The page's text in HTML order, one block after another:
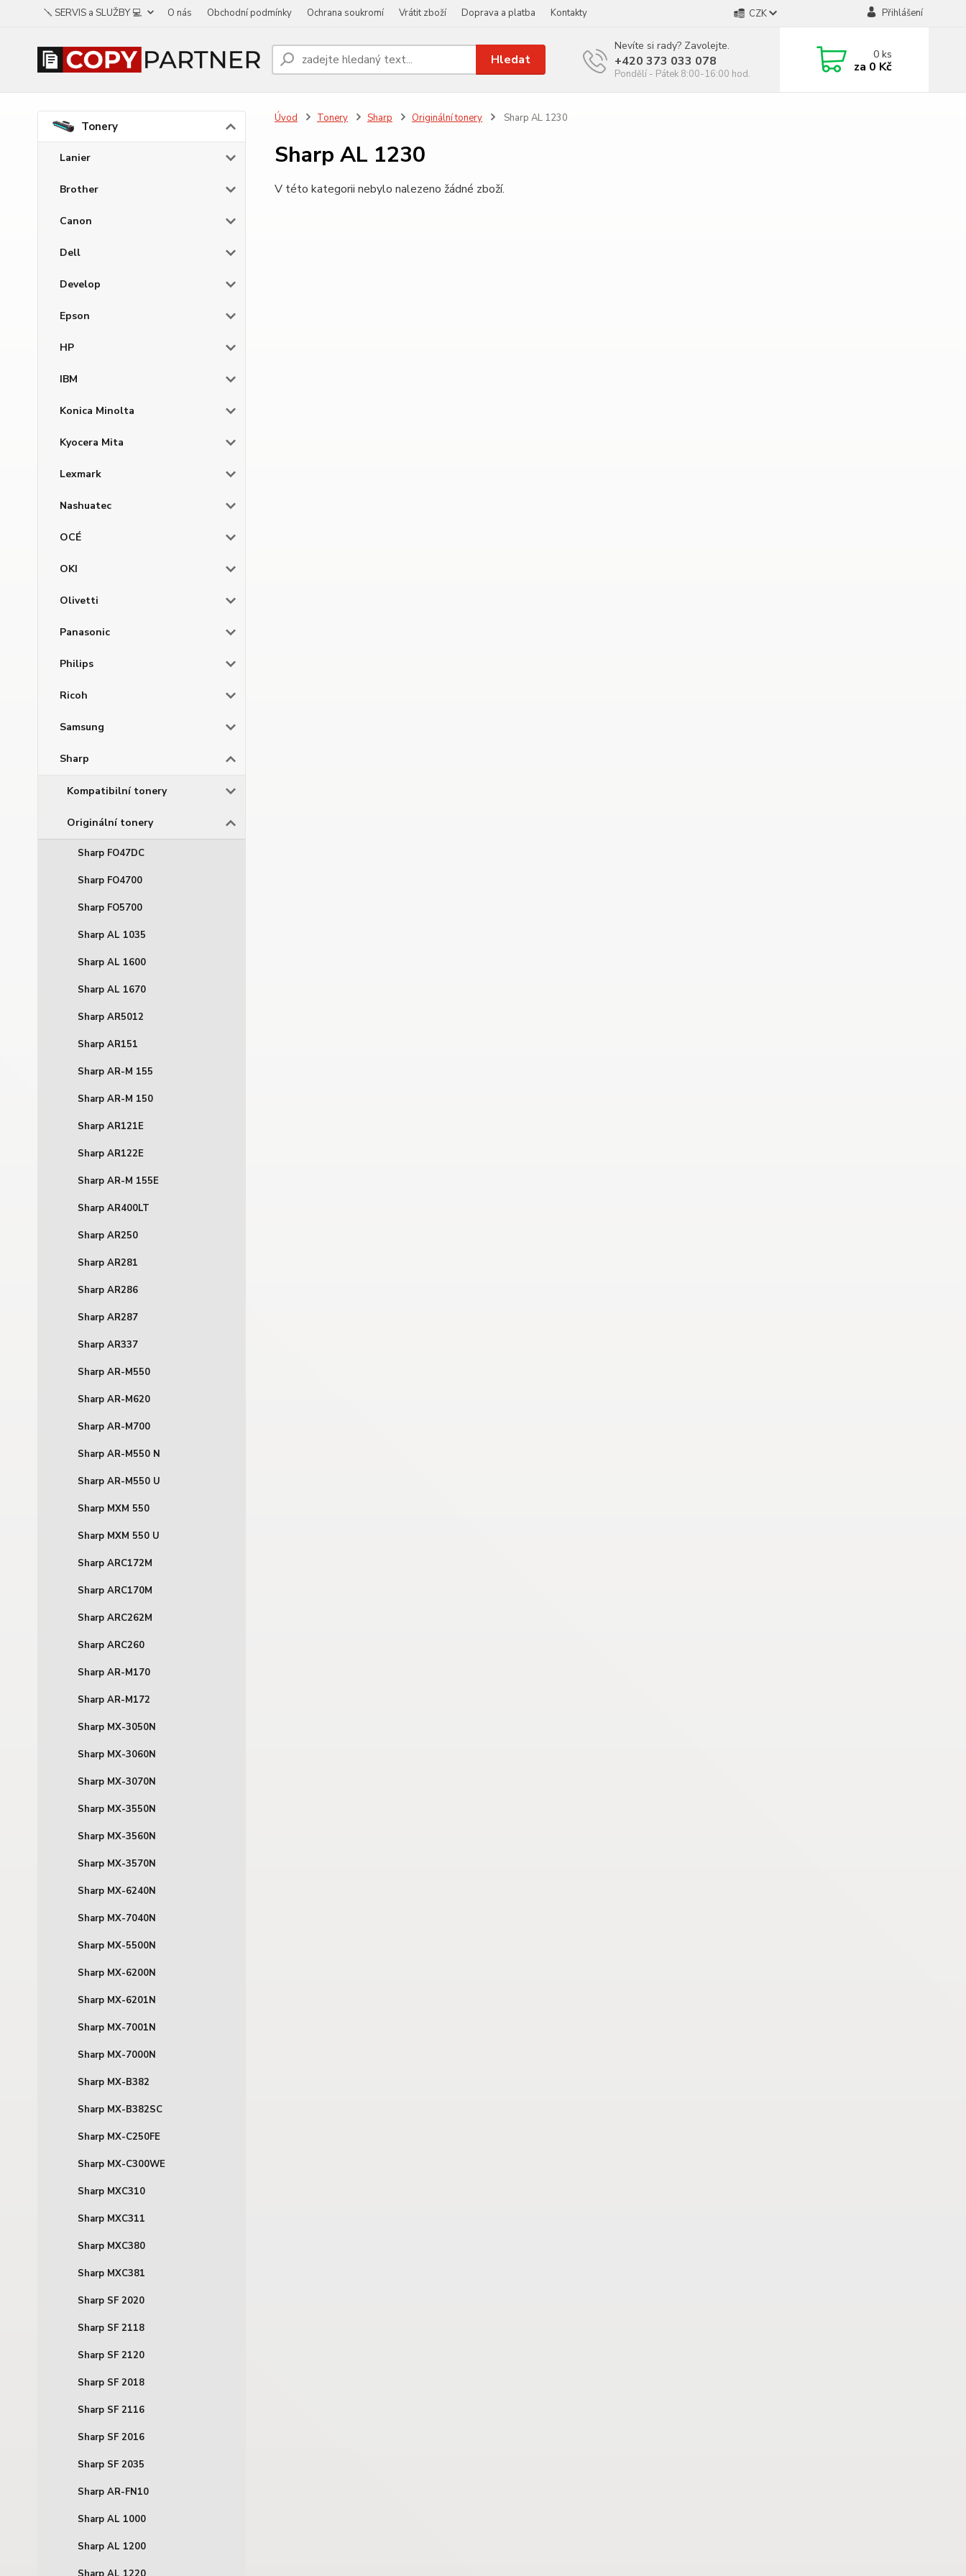
🪛 SERVIS a SLUŽBY 💻 O nás Obchodní podmínky Ochrana soukromí Vrátit zboží Doprava a platba Kontakty CZK Přihlášení
Hledat
Nevíte si rady? Zavolejte.
+420 373 033 078
Pondělí - Pátek 8:00-16:00 hod.
0ks
za 0 Kč
Tonery
Lanier
Brother
Canon
Dell
Develop
Epson
HP
IBM
Konica Minolta
Kyocera Mita
Lexmark
Nashuatec
OCÉ
OKI
Olivetti
Panasonic
Philips
Ricoh
Samsung
Sharp
Kompatibilní tonery
Originální tonery
Sharp FO47DC
Sharp FO4700
Sharp FO5700
Sharp AL 1035
Sharp AL 1600
Sharp AL 1670
Sharp AR5012
Sharp AR151
Sharp AR-M 155
Sharp AR-M 150
Sharp AR121E
Sharp AR122E
Sharp AR-M 155E
Sharp AR400LT
Sharp AR250
Sharp AR281
Sharp AR286
Sharp AR287
Sharp AR337
Sharp AR-M550
Sharp AR-M620
Sharp AR-M700
Sharp AR-M550 N
Sharp AR-M550 U
Sharp MXM 550
Sharp MXM 550 U
Sharp ARC172M
Sharp ARC170M
Sharp ARC262M
Sharp ARC260
Sharp AR-M170
Sharp AR-M172
Sharp MX-3050N
Sharp MX-3060N
Sharp MX-3070N
Sharp MX-3550N
Sharp MX-3560N
Sharp MX-3570N
Sharp MX-6240N
Sharp MX-7040N
Sharp MX-5500N
Sharp MX-6200N
Sharp MX-6201N
Sharp MX-7001N
Sharp MX-7000N
Sharp MX-B382
Sharp MX-B382SC
Sharp MX-C250FE
Sharp MX-C300WE
Sharp MXC310
Sharp MXC311
Sharp MXC380
Sharp MXC381
Sharp SF 2020
Sharp SF 2118
Sharp SF 2120
Sharp SF 2018
Sharp SF 2116
Sharp SF 2016
Sharp SF 2035
Sharp AR-FN10
Sharp AL 1000
Sharp AL 1200
Úvod Tonery Sharp Originální tonery Sharp AL 1230
Sharp AL 1230
V této kategorii nebylo nalezeno žádné zboží.